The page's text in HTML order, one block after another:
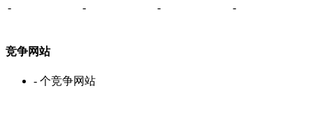
-
- - -
竞争网站
- 个竞争网站